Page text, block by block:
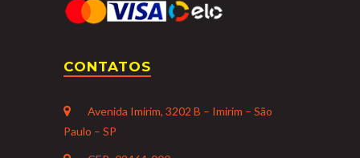
CONTATOS
Avenida Imirim, 3202 B – Imirim – São
Paulo – SP